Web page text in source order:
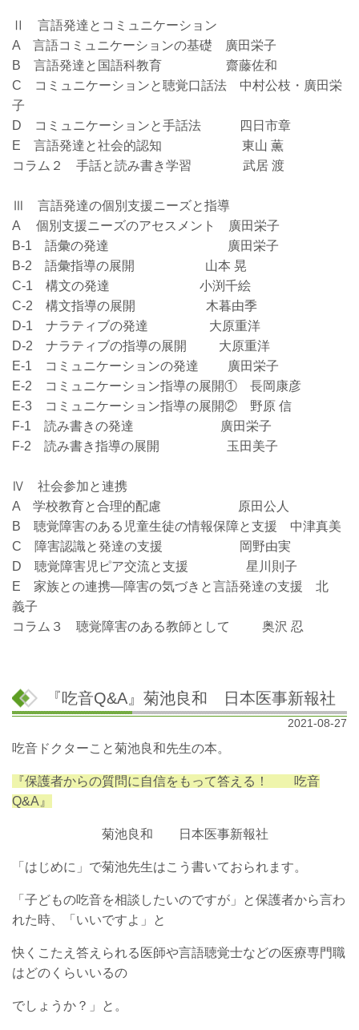
Ⅱ 言語発達とコミュニケーション
A 言語コミュニケーションの基礎 廣田栄子
B 言語発達と国語科教育 齋藤佐和
C コミュニケーションと聴覚口話法 中村公枝・廣田栄
子
D コミュニケーションと手話法 四日市章
E 言語発達と社会的認知 東山 薫
コラム２ 手話と読み書き学習 武居 渡
Ⅲ 言語発達の個別支援ニーズと指導
A 個別支援ニーズのアセスメント 廣田栄子
B-1 語彙の発達 廣田栄子
B-2 語彙指導の展開 山本 晃
C-1 構文の発達 小渕千絵
C-2 構文指導の展開 木暮由季
D-1 ナラティブの発達 大原重洋
D-2 ナラティブの指導の展開 大原重洋
E-1 コミュニケーションの発達 廣田栄子
E-2 コミュニケーション指導の展開① 長岡康彦
E-3 コミュニケーション指導の展開② 野原 信
F-1 読み書きの発達 廣田栄子
F-2 読み書き指導の展開 玉田美子
Ⅳ 社会参加と連携
A 学校教育と合理的配慮 原田公人
B 聴覚障害のある児童生徒の情報保障と支援 中津真美
C 障害認識と発達の支援 岡野由実
D 聴覚障害児ピア交流と支援 星川則子
E 家族との連携―障害の気づきと言語発達の支援 北
義子
コラム３ 聴覚障害のある教師として 奥沢 忍
『吃音Q&A』菊池良和 日本医事新報社
2021-08-27
吃音ドクターこと菊池良和先生の本。
『保護者からの質問に自信をもって答える！ 吃音
Q&A』
菊池良和 日本医事新報社
「はじめに」で菊池先生はこう書いておられます。
「子どもの吃音を相談したいのですが」と保護者から言わ
れた時、「いいですよ」と
快くこたえ答えられる医師や言語聴覚士などの医療専門職
はどのくらいいるの
でしょうか？」と。